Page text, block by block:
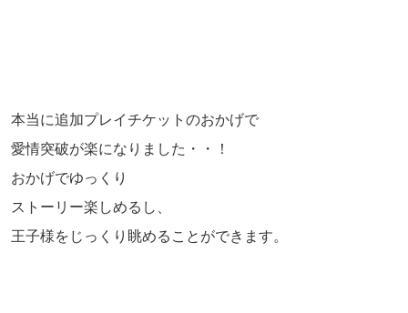
本当に追加プレイチケットのおかげで
愛情突破が楽になりました・・！
おかげでゆっくり
ストーリー楽しめるし、
王子様をじっくり眺めることができます。